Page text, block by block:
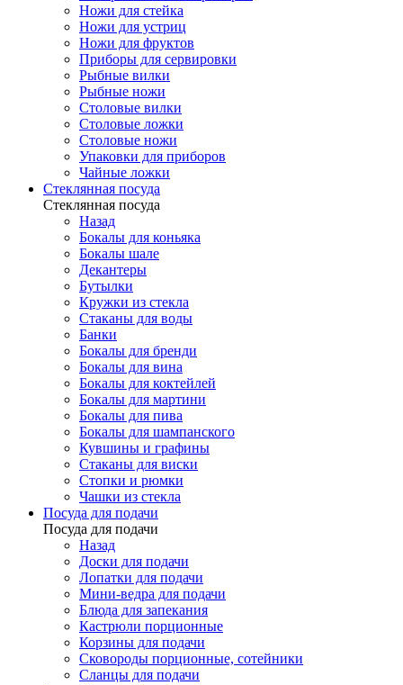
Ножи для стейка
Ножи для устриц
Ножи для фруктов
Приборы для сервировки
Рыбные вилки
Рыбные ножи
Столовые вилки
Столовые ложки
Столовые ножи
Упаковки для приборов
Чайные ложки
Стеклянная посуда
Стеклянная посуда
Назад
Бокалы для коньяка
Бокалы шале
Декантеры
Бутылки
Кружки из стекла
Стаканы для воды
Банки
Бокалы для бренди
Бокалы для вина
Бокалы для коктейлей
Бокалы для мартини
Бокалы для пива
Бокалы для шампанского
Кувшины и графины
Стаканы для виски
Стопки и рюмки
Чашки из стекла
Посуда для подачи
Посуда для подачи
Назад
Доски для подачи
Лопатки для подачи
Мини-ведра для подачи
Блюда для запекания
Кастрюли порционные
Корзины для подачи
Сковороды порционные, сотейники
Сланцы для подачи